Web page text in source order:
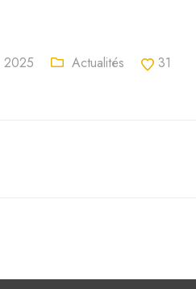
2025 Actualités 31